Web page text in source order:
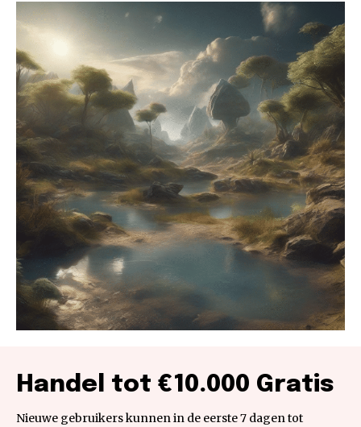
Handel tot €10.000 Gratis
Nieuwe gebruikers kunnen in de eerste 7 dagen tot